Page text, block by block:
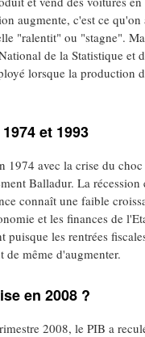
augmente, c'est ce
"ralentit" ou "stagne".
de la Statistique et
lorsque la production
et 1993
1974 avec la crise du
Balladur. La
connaît une faible
et les finances de
puisque les rentrées
même d'augmenter.
en 2008 ?
2008, le PIB a